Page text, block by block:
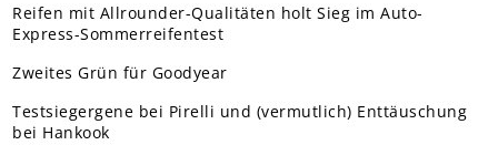
Reifen mit Allrounder-Qualitäten holt Sieg im Auto-
Express-Sommerreifentest
Zweites Grün für Goodyear
Testsiegergene bei Pirelli und (vermutlich) Enttäuschung
bei Hankook